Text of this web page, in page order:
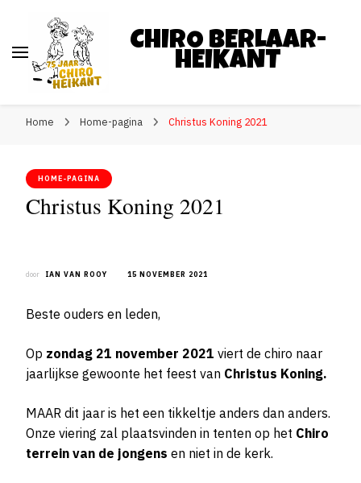
CHIRO BERLAAR-
HEIKANT
Home Home-pagina Christus Koning 2021
HOME-PAGINA
Christus Koning 2021
door IAN VAN ROOY 15 NOVEMBER 2021
Beste ouders en leden,
Op zondag 21 november 2021 viert de chiro naar
jaarlijkse gewoonte het feest van Christus Koning.
MAAR dit jaar is het een tikkeltje anders dan anders.
Onze viering zal plaatsvinden in tenten op het Chiro
terrein van de jongens en niet in de kerk.